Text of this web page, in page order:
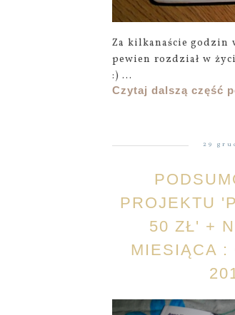
Za kilkanaście godzin
pewien rozdział w
:) ...
Czytaj dalszą część
29
PROJEKTU
50 ZŁ' +
MIESIĄCA :